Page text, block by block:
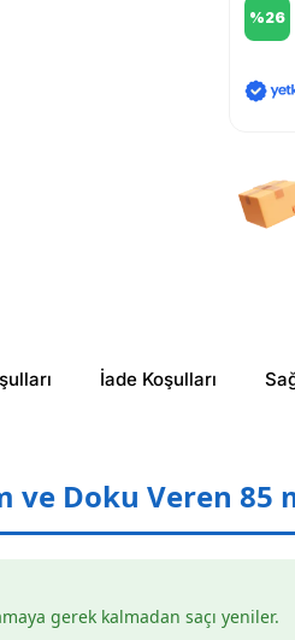
%26
İade Koşulları
ve Doku Veren 85
gerek kalmadan saçı yeniler.